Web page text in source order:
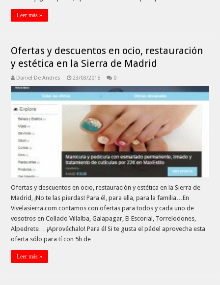
Leer más »
Ofertas y descuentos en ocio, restauración
y estética en la Sierra de Madrid
Daniel De Andrés 23/03/2015 0
Ofertas y descuentos en ocio, restauración y estética en la Sierra de
Madrid, ¡No te las pierdas! Para él, para ella, para la familia…En
Vivelasierra.com contamos con ofertas para todos y cada uno de
vosotros en Collado Villalba, Galapagar, El Escorial, Torrelodones,
Alpedrete… ¡Aprovéchalo! Para él Si te gusta el pádel aprovecha esta
oferta sólo para tí con 5h de …
Leer más »